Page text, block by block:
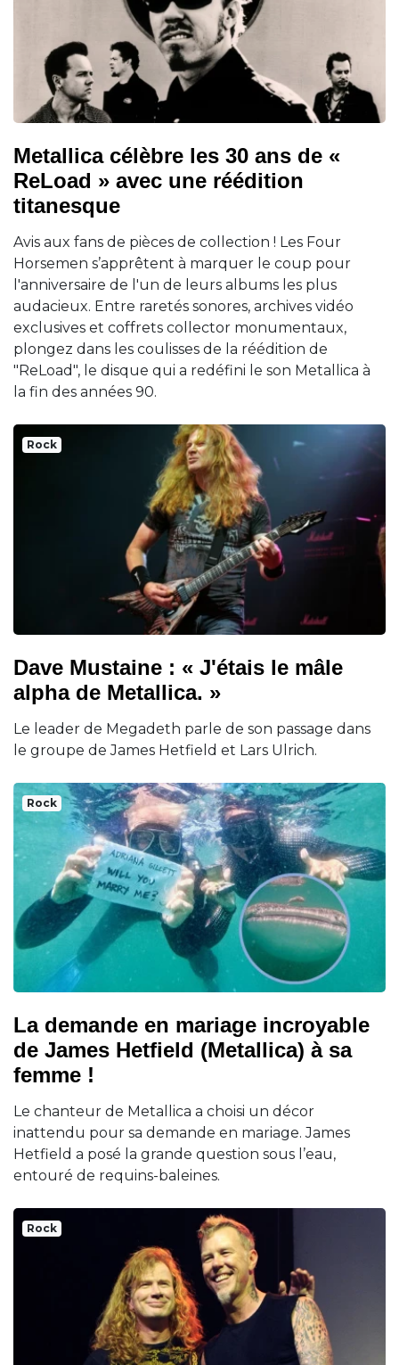
Metallica célèbre les 30 ans de «
ReLoad » avec une réédition
titanesque
Avis aux fans de pièces de collection ! Les Four
Horsemen s’apprêtent à marquer le coup pour
l'anniversaire de l'un de leurs albums les plus
audacieux. Entre raretés sonores, archives vidéo
exclusives et coffrets collector monumentaux,
plongez dans les coulisses de la réédition de
"ReLoad", le disque qui a redéfini le son Metallica à
la fin des années 90.
Rock
Dave Mustaine : « J'étais le mâle
alpha de Metallica. »
Le leader de Megadeth parle de son passage dans
le groupe de James Hetfield et Lars Ulrich.
Rock
La demande en mariage incroyable
de James Hetfield (Metallica) à sa
femme !
Le chanteur de Metallica a choisi un décor
inattendu pour sa demande en mariage. James
Hetfield a posé la grande question sous l’eau,
entouré de requins-baleines.
Rock